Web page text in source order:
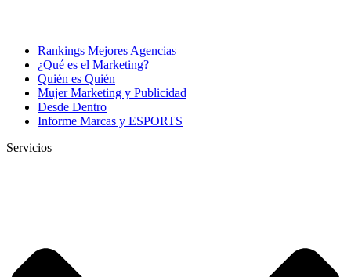
Rankings Mejores Agencias
¿Qué es el Marketing?
Quién es Quién
Mujer Marketing y Publicidad
Desde Dentro
Informe Marcas y ESPORTS
Servicios